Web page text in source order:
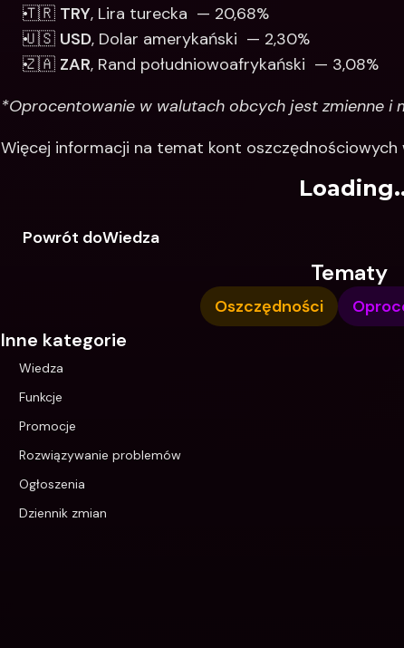
🇹🇷 TRY, Lira turecka  — 20,68%
🇺🇸 USD, Dolar amerykański  — 2,30%
🇿🇦 ZAR, Rand południowoafrykański  — 3,08%
*Oprocentowanie w walutach obcych jest zmienne i
Więcej informacji na temat kont
Powrót doWiedza
Tematy
Oszczędności
Inne kategorie
Wiedza
Funkcje
Promocje
Rozwiązywanie problemów
Ogłoszenia
Dziennik zmian